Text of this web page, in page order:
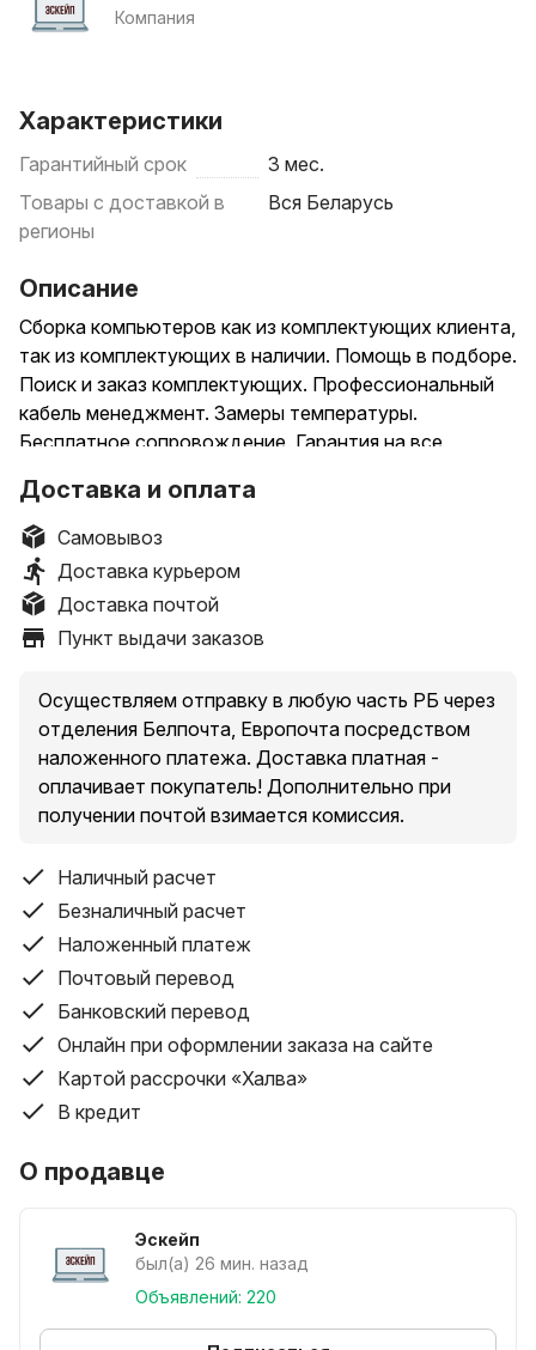
Компания
Характеристики
Гарантийный срок
3 мес.
Товары с доставкой в
регионы
Вся Беларусь
Описание
Сборка компьютеров как из комплектующих клиента,
так из комплектующих в наличии. Помощь в подборе.
Поиск и заказ комплектующих. Профессиональный
кабель менеджмент. Замеры температуры.
Бесплатное сопровождение. Гарантия на все
* РАБОТАЕМ ПО РБ. Доставка и подключение по
Гомелю и области (в пределах 100км) БЕСПЛАТНО!
* Возможен обмен на ваши оборудование
(видеокарта, материнская плата, комплектующие,
жесткий диск, SSD, HDD, блок питания, корпус,
принтер, ноутбук, компьютер, ) Как с вашей так и с
* Принимаем старые ПК, ноутбуки, комплектующие и
оргтехнику в зачет, Trade-in (проверяем, оцениваем и
отнимаем от стоимости нового)
*Магазин "Эскейп". Адрес город Гомель, ул. Кирова,
55 - офис 123. Первый этаж, по коридору налево!
19:00, Обед: 14:00-15:00, Суббота - Воскресенье:
10:00 - 18:00
---------------------------
---------------------------
---------------------------
---------------------------
---------------------------
---------------------------
---------------------------
---------------------------
---------------------------
---------------------------
---------------------------
---------------------------
---------------------------
Доставка и оплата
Самовывоз
Доставка курьером
Доставка почтой
Пункт выдачи заказов
Осуществляем отправку в любую часть РБ через
отделения Белпочта, Европочта посредством
наложенного платежа. Доставка платная -
оплачивает покупатель! Дополнительно при
получении почтой взимается комиссия.
Наличный расчет
Безналичный расчет
Наложенный платеж
Почтовый перевод
Банковский перевод
Онлайн при оформлении заказа на сайте
Картой рассрочки «Халва»
В кредит
О продавце
Эскейп
был(а) 26 мин. назад
Объявлений: 220